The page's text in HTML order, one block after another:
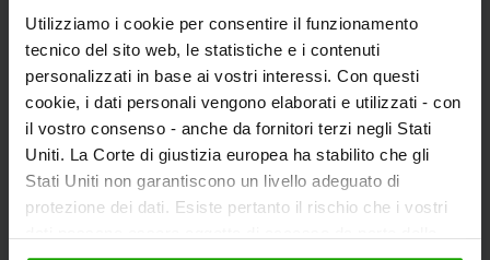
Utilizziamo i cookie per consentire il funzionamento
tecnico del sito web, le statistiche e i contenuti
personalizzati in base ai vostri interessi. Con questi
cookie, i dati personali vengono elaborati e utilizzati - con
il vostro consenso - anche da fornitori terzi negli Stati
Uniti. La Corte di giustizia europea ha stabilito che gli
Stati Uniti non garantiscono un livello adeguato di
protezione dei dati. Esiste pertanto il rischio che i vostri
L'Austria
+43/463/3000
info@ kaernten.at
Rimanete informati!